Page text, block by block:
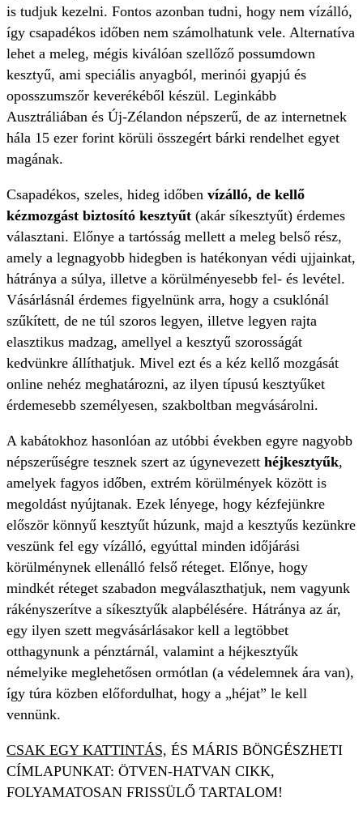
is tudjuk kezelni. Fontos azonban tudni, hogy nem vízálló,
így csapadékos időben nem számolhatunk vele. Alternatíva
lehet a meleg, mégis kiválóan szellőző possumdown
kesztyű, ami speciális anyagból, merinói gyapjú és
oposszumszőr keverékéből készül. Leginkább
Ausztráliában és Új-Zélandon népszerű, de az internetnek
hála 15 ezer forint körüli összegért bárki rendelhet egyet
magának.
Csapadékos, szeles, hideg időben vízálló, de kellő
kézmozgást biztosító kesztyűt (akár síkesztyűt) érdemes
választani. Előnye a tartósság mellett a meleg belső rész,
amely a legnagyobb hidegben is hatékonyan védi ujjainkat,
hátránya a súlya, illetve a körülményesebb fel- és levétel.
Vásárlásnál érdemes figyelnünk arra, hogy a csuklónál
szűkített, de ne túl szoros legyen, illetve legyen rajta
elasztikus madzag, amellyel a kesztyű szorosságát
kedvünkre állíthatjuk. Mivel ezt és a kéz kellő mozgását
online nehéz meghatározni, az ilyen típusú kesztyűket
érdemesebb személyesen, szakboltban megvásárolni.
A kabátokhoz hasonlóan az utóbbi években egyre nagyobb
népszerűségre tesznek szert az úgynevezett héjkesztyűk,
amelyek fagyos időben, extrém körülmények között is
megoldást nyújtanak. Ezek lényege, hogy kézfejünkre
először könnyű kesztyűt húzunk, majd a kesztyűs kezünkre
veszünk fel egy vízálló, egyúttal minden időjárási
körülménynek ellenálló felső réteget. Előnye, hogy
mindkét réteget szabadon megválaszthatjuk, nem vagyunk
rákényszerítve a síkesztyűk alapbélésére. Hátránya az ár,
egy ilyen szett megvásárlásakor kell a legtöbbet
otthagynunk a pénztárnál, valamint a héjkesztyűk
némelyike meglehetősen ormótlan (a védelemnek ára van),
így túra közben előfordulhat, hogy a „héjat” le kell
vennünk.
CSAK EGY KATTINTÁS, ÉS MÁRIS BÖNGÉSZHETI
CÍMLAPUNKAT: ÖTVEN-HATVAN CIKK,
FOLYAMATOSAN FRISSÜLŐ TARTALOM!